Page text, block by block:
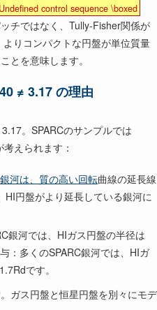
Undefined control sequence \boxed
チではなく、Tully-Fisher関係が
、よりコンパクトな円盤が単位質量
とを意味します。
≠ 3.17 の理由
。SPARCのサンプルでは
えられます：
銀河は、質の高い回転曲線の延長線
HI円盤がより延長している銀河に
銀河では、HIガス円盤の半径は
：多くのSPARC銀河では、HIガ
です。
ガス円盤と恒星円盤を別々にモデ